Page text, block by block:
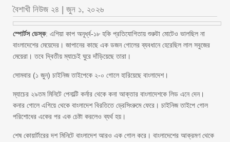
বৈশাখী নিউজ ২৪ | জুন ১, ২০২৬
স্পোর্টস ডেস্ক: এশিয়া কাপ অনূর্ধ্ব-১৮ হকি প্রতিযোগিতায় শুরুটা মোটেও ভালছিল না
বাংলাদেশের মেয়েদের। জাপানের কাছে এক ডজন গোলের ব্যবধানে হেরেছিল লাল সবুজের
মেয়েরা। তবে দ্বিতীয় ম্যাচেই ঘুরে দাঁড়িয়েছে তারা।
সোমবার (১ জুন) চাইনিজ তাইপেকে ২-০ গোলে হারিয়েছে বাংলাদেশ।
ম্যাচের ২৯তম মিনিটে পেনাল্টি কর্নার থেকে কনা আক্তার বাংলাদেশকে লিড এনে দেন।
কনার গোলে এগিয়ে থেকে বাংলাদেশ বিরতিতে ড্রেসিংরুমে ফেরে। চাইনিজ তাইপে গোল
পরিশোধের একের পর এক চেষ্টা করলেও ব্যর্থ হয়।
শেষ কোয়ার্টারের দশ মিনিটে বাংলাদেশ আরও এক গোল করে। বাংলাদেশের আক্রমণ থেকে